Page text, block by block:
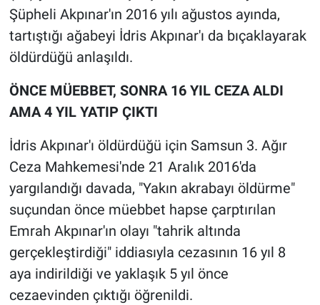
Şüpheli Akpınar'ın 2016 yılı ağustos ayında,
tartıştığı ağabeyi İdris Akpınar'ı da bıçaklayarak
öldürdüğü anlaşıldı.
ÖNCE MÜEBBET, SONRA 16 YIL CEZA ALDI
AMA 4 YIL YATIP ÇIKTI
İdris Akpınar'ı öldürdüğü için Samsun 3. Ağır
Ceza Mahkemesi'nde 21 Aralık 2016'da
yargılandığı davada, "Yakın akrabayı öldürme"
suçundan önce müebbet hapse çarptırılan
Emrah Akpınar'ın olayı "tahrik altında
gerçekleştirdiği" iddiasıyla cezasının 16 yıl 8
aya indirildiği ve yaklaşık 5 yıl önce
cezaevinden çıktığı öğrenildi.
Haber
İlan
Kimdir
Koronavirüs
Ne demişti
Nedir
Popüler